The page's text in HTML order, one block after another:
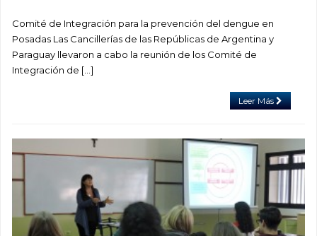
Comité de Integración para la prevención del dengue en
Posadas Las Cancillerías de las Repúblicas de Argentina y
Paraguay llevaron a cabo la reunión de los Comité de
Integración de […]
Leer Más